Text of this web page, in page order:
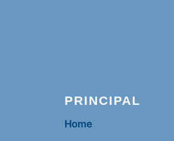
PRINCIPAL
Home